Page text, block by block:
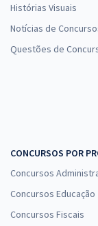
Histórias Visuais
Notícias de
Questões de
CONCURSOS POR
Concursos
Concursos Educação
Concursos Fiscais